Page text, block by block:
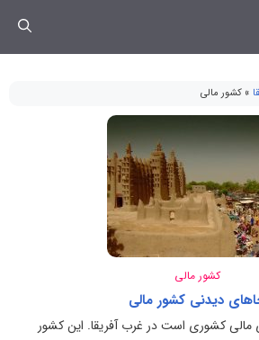
» کشور مالی
کشور مالی
دیدنی کشور مالی
مالی کشوری است در غرب آفریقا. این کشور